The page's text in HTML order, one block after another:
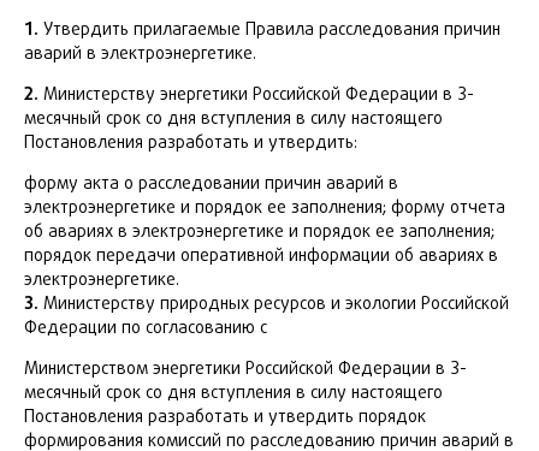
1. Утвердить прилагаемые Правила расследования причин
аварий в электроэнергетике.
2. Министерству энергетики Российской Федерации в 3-
месячный срок со дня вступления в силу настоящего
Постановления разработать и утвердить:
форму акта о расследовании причин аварий в
электроэнергетике и порядок ее заполнения; форму отчета
об авариях в электроэнергетике и порядок ее заполнения;
порядок передачи оперативной информации об авариях в
электроэнергетике.
3. Министерству природных ресурсов и экологии Российской
Федерации по согласованию с
Министерством энергетики Российской Федерации в 3-
месячный срок со дня вступления в силу настоящего
Постановления разработать и утвердить порядок
формирования комиссий по расследованию причин аварий в